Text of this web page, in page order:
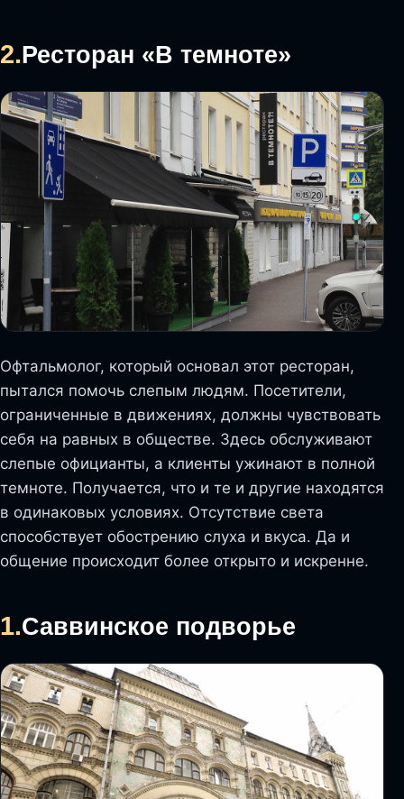
2.Ресторан «В темноте»
Офтальмолог, который основал этот ресторан,
пытался помочь слепым людям. Посетители,
ограниченные в движениях, должны чувствовать
себя на равных в обществе. Здесь обслуживают
слепые официанты, а клиенты ужинают в полной
темноте. Получается, что и те и другие находятся
в одинаковых условиях. Отсутствие света
способствует обострению слуха и вкуса. Да и
общение происходит более открыто и искренне.
1.Саввинское подворье